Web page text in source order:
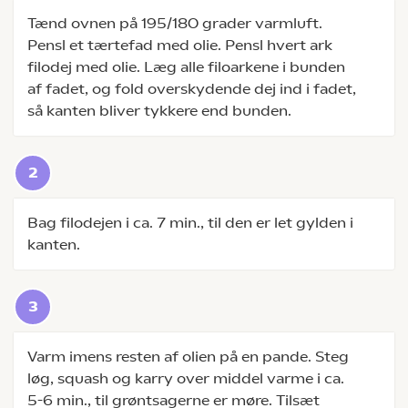
Tænd ovnen på 195/180 grader varmluft.
Pensl et tærtefad med olie. Pensl hvert ark
filodej med olie. Læg alle filoarkene i bunden
af fadet, og fold overskydende dej ind i fadet,
så kanten bliver tykkere end bunden.
Bag filodejen i ca. 7 min., til den er let gylden i
kanten.
Varm imens resten af olien på en pande. Steg
løg, squash og karry over middel varme i ca.
5-6 min., til grøntsagerne er møre. Tilsæt